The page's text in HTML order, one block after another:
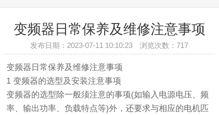
变频器日常保养及维修注意事项
发布日期：2023-07-11 10:10:23 浏览次数：717
变频器日常保养及维修注意事项
1 变频器的选型及安装注意事项
变频器的选型除一般须注意的事项(如输入电源电压、频
率、输出功率、负载特点等)外，还要求与相应的电机匹